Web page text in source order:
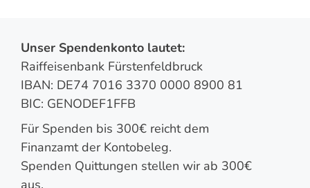
Unser Spendenkonto lautet:
Raiffeisenbank Fürstenfeldbruck
IBAN: DE74 7016 3370 0000 8900 81
BIC: GENODEF1FFB
Für Spenden bis 300€ reicht dem
Finanzamt der Kontobeleg.
Spenden Quittungen stellen wir ab 300€
aus.